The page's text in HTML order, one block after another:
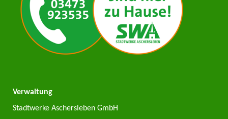
Verwaltung
Stadtwerke Aschersleben GmbH